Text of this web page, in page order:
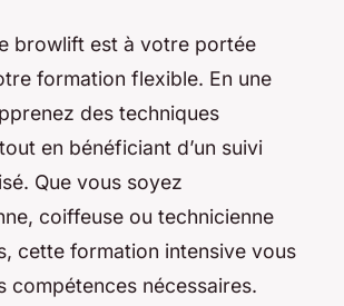
browlift est à votre portée
formation flexible. En une
des techniques
en bénéficiant d’un suivi
Que vous soyez
coiffeuse ou technicienne
cette formation intensive vous
compétences nécessaires.